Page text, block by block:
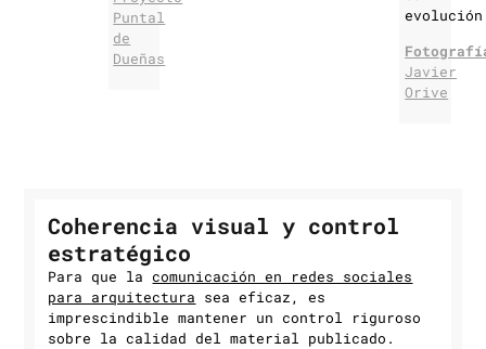
Puntal
de
Dueñas
Javier
Orive
Coherencia visual y control
estratégico
Para que la comunicación en redes sociales
para arquitectura sea eficaz, es
imprescindible mantener un control riguroso
sobre la calidad del material publicado.